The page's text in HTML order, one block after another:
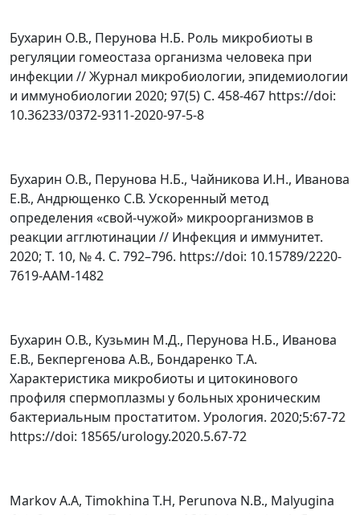
Бухарин О.В., Перунова Н.Б. Роль микробиоты в
регуляции гомеостаза организма человека при
инфекции // Журнал микробиологии, эпидемиологии
и иммунобиологии 2020; 97(5) С. 458-467 https://doi:
10.36233/0372-9311-2020-97-5-8
Бухарин О.В., Перунова Н.Б., Чайникова И.Н., Иванова
Е.В., Андрющенко С.В. Ускоренный метод
определения «свой-чужой» микроорганизмов в
реакции агглютинации // Инфекция и иммунитет.
2020; Т. 10, № 4. С. 792–796. https://doi: 10.15789/2220-
7619-AAM-1482
Бухарин О.В., Кузьмин М.Д., Перунова Н.Б., Иванова
Е.В., Бекпергенова А.В., Бондаренко Т.А.
Характеристика микробиоты и цитокинового
профиля спермоплазмы у больных хроническим
бактериальным простатитом. Урология. 2020;5:67-72
https://doi: 18565/urology.2020.5.67-72
Markov A.A, Timokhina T.H, Perunova N.B., Malyugina